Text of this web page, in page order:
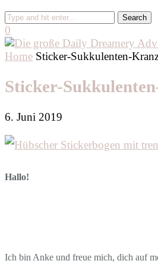
0
Home Sticker-Sukkulenten-
Sticker-
6. Juni 2019
Hallo!
Ich bin Anke und freue mich, dich auf